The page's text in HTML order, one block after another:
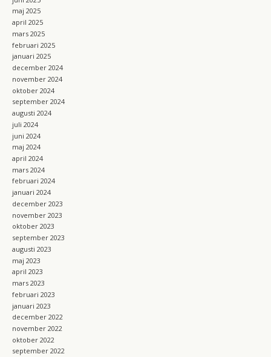
maj 2025
april 2025
mars 2025
februari 2025
januari 2025
december 2024
november 2024
oktober 2024
september 2024
augusti 2024
juli 2024
juni 2024
maj 2024
april 2024
mars 2024
februari 2024
januari 2024
december 2023
november 2023
oktober 2023
september 2023
augusti 2023
maj 2023
april 2023
mars 2023
februari 2023
januari 2023
december 2022
november 2022
oktober 2022
september 2022